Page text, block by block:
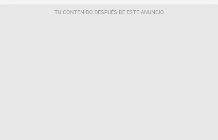
TU CONTENIDO DESPUÉS DE ESTE ANUNCIO